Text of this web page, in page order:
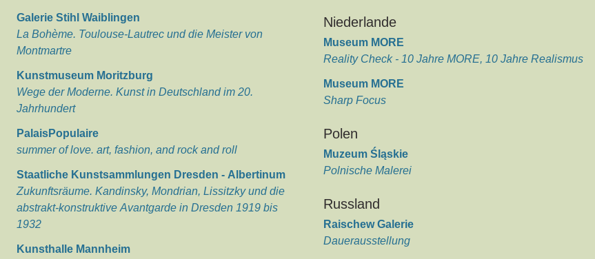
Galerie Stihl Waiblingen
La Bohème. Toulouse-Lautrec und die Meister von
Montmartre
Kunstmuseum Moritzburg
Wege der Moderne. Kunst in Deutschland im 20.
Jahrhundert
PalaisPopulaire
summer of love. art, fashion, and rock and roll
Staatliche Kunstsammlungen Dresden - Albertinum
Zukunftsräume. Kandinsky, Mondrian, Lissitzky und die
abstrakt-konstruktive Avantgarde in Dresden 1919 bis
1932
Kunsthalle Mannheim
Niederlande
Museum MORE
Reality Check - 10 Jahre MORE, 10 Jahre Realismus
Museum MORE
Sharp Focus
Polen
Muzeum Śląskie
Polnische Malerei
Russland
Raischew Galerie
Dauerausstellung